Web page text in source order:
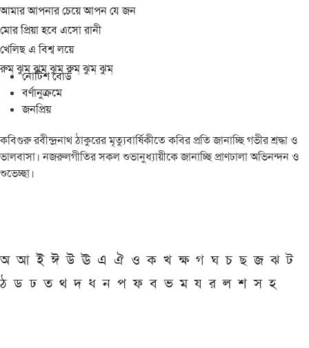
আমার আপনার চেয়ে আপন যে জন
মোর প্রিয়া হবে এসো রানী
খেলিছ এ বিশ্ব লয়ে
রুম্ ঝুম্ ঝুম্ ঝুম্ রুম্ ঝুম্ ঝুম্
নোটিশ বোর্ড
বর্ণানুক্রমে
জনপ্রিয়
কবিগুরু রবীন্দ্রনাথ ঠাকুরের মৃত্যুবার্ষিকীতে কবির প্রতি জানাচ্ছি গভীর শ্রদ্ধা ও
ভালবাসা। নজরুলগীতির সকল শুভানুধ্যায়ীকে জানাচ্ছি প্রাণঢালা অভিনন্দন ও
শুভেচ্ছা।
অ আ ই ঈ উ ঊ এ ঐ ও ক খ ক্ষ গ ঘ চ ছ জ ঝ ট
ঠ ড ঢ ত থ দ ধ ন প ফ ব ভ ম য র ল শ স হ